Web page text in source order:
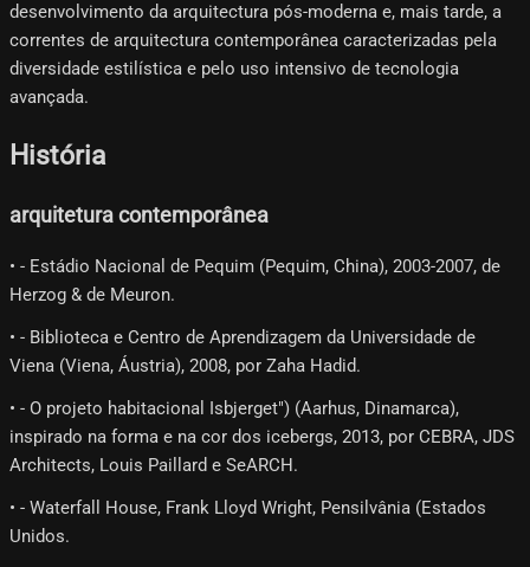
desenvolvimento da arquitectura pós-moderna e, mais tarde, a
correntes de arquitectura contemporânea caracterizadas pela
diversidade estilística e pelo uso intensivo de tecnologia
avançada.
História
arquitetura contemporânea
• - Estádio Nacional de Pequim (Pequim, China), 2003-2007, de
Herzog & de Meuron.
• - Biblioteca e Centro de Aprendizagem da Universidade de
Viena (Viena, Áustria), 2008, por Zaha Hadid.
• - O projeto habitacional Isbjerget") (Aarhus, Dinamarca),
inspirado na forma e na cor dos icebergs, 2013, por CEBRA, JDS
Architects, Louis Paillard e SeARCH.
• - Waterfall House, Frank Lloyd Wright, Pensilvânia (Estados
Unidos.